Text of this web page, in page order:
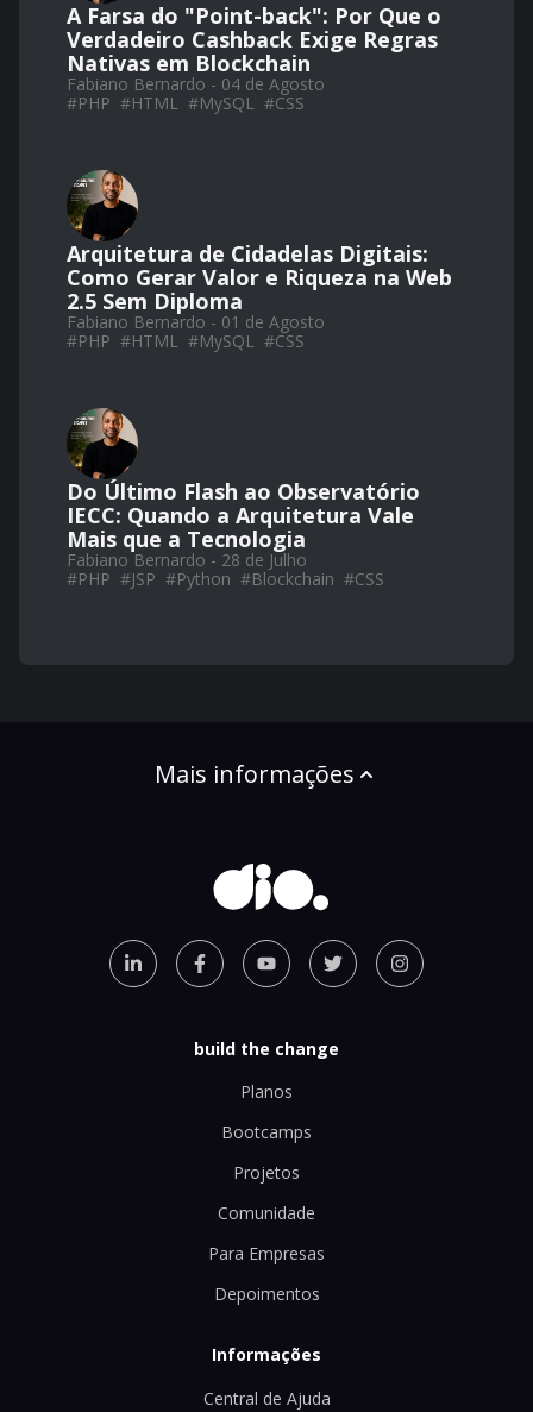
A Farsa do "Point-back": Por Que o
Verdadeiro Cashback Exige Regras
Nativas em Blockchain
Fabiano Bernardo - 04 de Agosto
#PHP #HTML #MySQL #CSS
Arquitetura de Cidadelas Digitais:
Como Gerar Valor e Riqueza na Web
2.5 Sem Diploma
Fabiano Bernardo - 01 de Agosto
#PHP #HTML #MySQL #CSS
Do Último Flash ao Observatório
IECC: Quando a Arquitetura Vale
Mais que a Tecnologia
Fabiano Bernardo - 28 de Julho
#PHP #JSP #Python #Blockchain #CSS
Mais informações
build the change
Planos
Bootcamps
Projetos
Comunidade
Para Empresas
Depoimentos
Informações
Central de Ajuda